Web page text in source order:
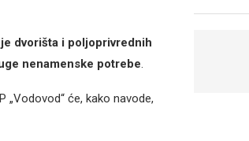
dvorišta i poljoprivrednih
nenamenske potrebe.
„Vodovod“ će, kako navode,